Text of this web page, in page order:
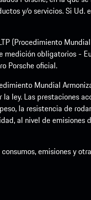
y/o servicios. Si
(Procedimiento
medición obligatorios
Porsche oficial.
Mundial
ley. Las prestaciones
la resistencia de
al nivel de emisiones
emisiones y